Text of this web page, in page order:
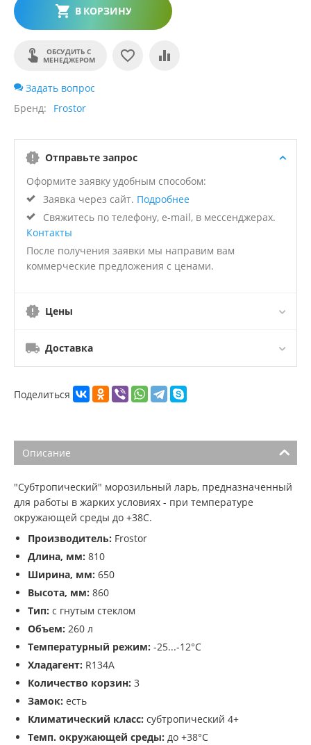
В КОРЗИНУ
ОБСУДИТЬ С
МЕНЕДЖЕРОМ
Задать вопрос
Бренд
Frostor
Отправьте запрос
Оформите заявку удобным способом:
Заявка через сайт. Подробнее
Свяжитесь по телефону, e-mail, в мессенджерах.
Контакты
После получения заявки мы направим вам
коммерческие предложения с ценами.
Цены
Доставка
Поделиться
Описание
"Субтропический" морозильный ларь, предназначенный
для работы в жарких условиях - при температуре
окружающей среды до +38С.
Производитель: Frostor
Длина, мм: 810
Ширина, мм: 650
Высота, мм: 860
Тип: с гнутым стеклом
Объем: 260 л
Температурный режим: -25...-12°С
Хладагент: R134A
Количество корзин: 3
Замок: есть
Климатический класс: субтропический 4+
Темп. окружающей среды: до +38°С